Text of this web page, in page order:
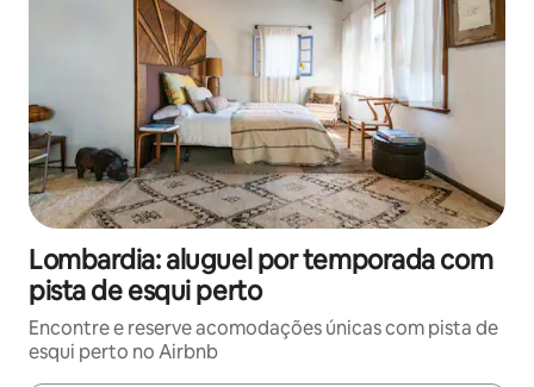
Lombardia: aluguel por temporada com
pista de esqui perto
Encontre e reserve acomodações únicas com pista de
esqui perto no Airbnb